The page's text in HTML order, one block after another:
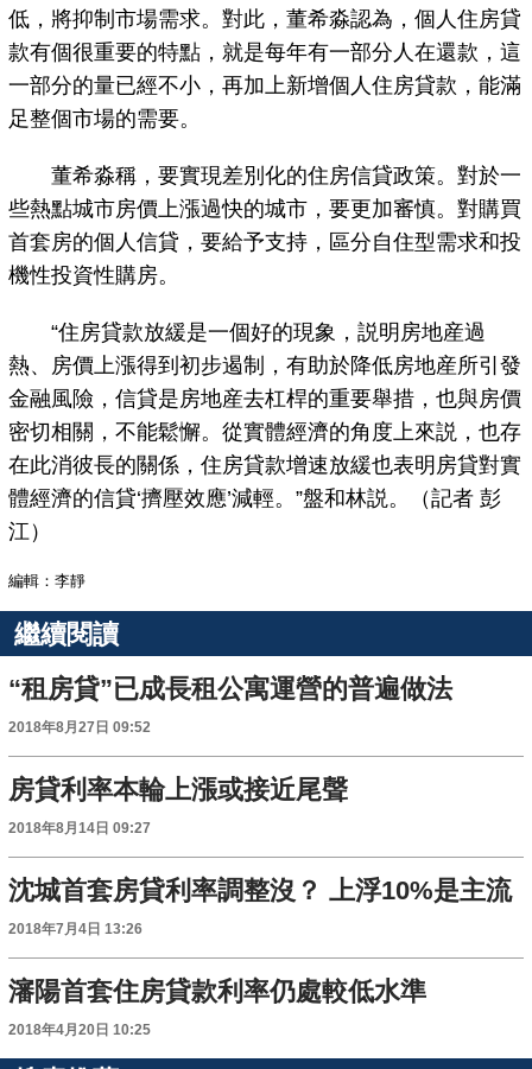
低，將抑制市場需求。對此，董希淼認為，個人住房貸
款有個很重要的特點，就是每年有一部分人在還款，這
一部分的量已經不小，再加上新增個人住房貸款，能滿
足整個市場的需要。
董希淼稱，要實現差別化的住房信貸政策。對於一
些熱點城市房價上漲過快的城市，要更加審慎。對購買
首套房的個人信貸，要給予支持，區分自住型需求和投
機性投資性購房。
“住房貸款放緩是一個好的現象，説明房地産過
熱、房價上漲得到初步遏制，有助於降低房地産所引發
金融風險，信貸是房地産去杠桿的重要舉措，也與房價
密切相關，不能鬆懈。從實體經濟的角度上來説，也存
在此消彼長的關係，住房貸款增速放緩也表明房貸對實
體經濟的信貸‘擠壓效應’減輕。”盤和林説。（記者 彭
江）
編輯：李靜
繼續閱讀
“租房貸”已成長租公寓運營的普遍做法
2018年8月27日 09:52
房貸利率本輪上漲或接近尾聲
2018年8月14日 09:27
沈城首套房貸利率調整沒？ 上浮10%是主流
2018年7月4日 13:26
瀋陽首套住房貸款利率仍處較低水準
2018年4月20日 10:25